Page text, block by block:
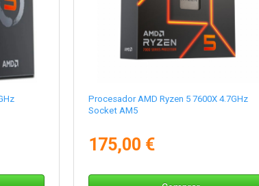
Procesador AMD Ryzen 5 7600X 4.7GHz
Socket AM5
175,00 €